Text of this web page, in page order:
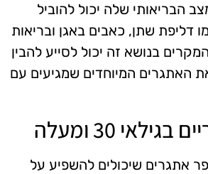
הבריאותי שלה יכול להוביל
דליפת שתן, כאבים באגן ובריאות
בנושא זה יכול לסייע להבין
האתגרים המיוחדים שמגיעים עם
30 ומעלה
אתגרים שיכולים להשפיע על